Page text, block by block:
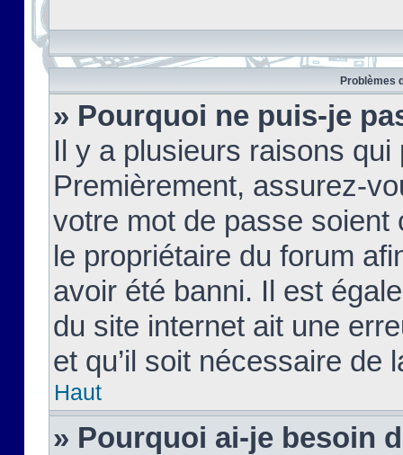
Problèmes
» Pourquoi ne puis-je
Il y a plusieurs raisons
Premièrement, assurez-
votre mot de passe soient
le propriétaire du forum
avoir été banni. Il est
du site internet ait une
et qu’il soit nécessaire de
Haut
» Pourquoi ai-je besoin